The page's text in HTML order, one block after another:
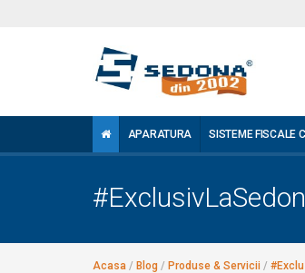
APARATURA SISTEME FISCALE
Acasa / Blog / Produse & Servicii /